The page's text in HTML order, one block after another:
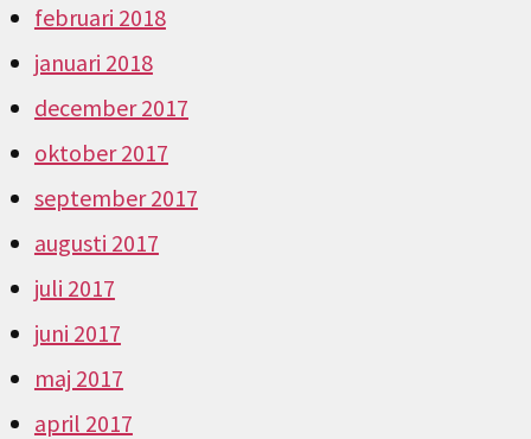
februari 2018
januari 2018
december 2017
oktober 2017
september 2017
augusti 2017
juli 2017
juni 2017
maj 2017
april 2017